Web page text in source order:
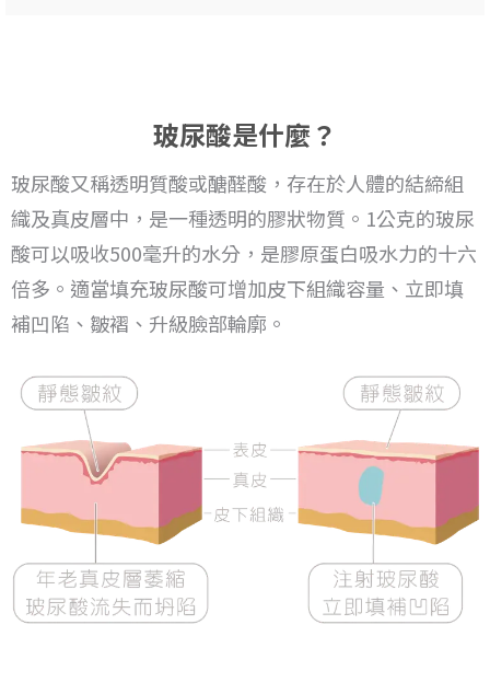
玻尿酸是什麼？
玻尿酸又稱透明質酸或醣醛酸，存在於人體的結締組
織及真皮層中，是一種透明的膠狀物質。 1公克的玻尿
酸可以吸收500毫升的水分，是膠原蛋白吸水力的十六
倍多。 適當填充玻尿酸可增加皮下組織容量、立即填
補凹陷、皺褶、升級臉部輪廓。